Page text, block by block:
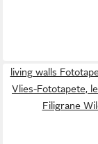
living walls
Vlies-Fototapete,
Filigrane